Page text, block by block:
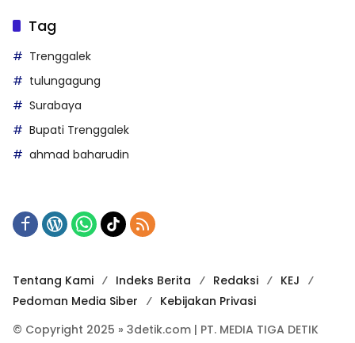
Tag
Trenggalek
tulungagung
Surabaya
Bupati Trenggalek
ahmad baharudin
Tentang Kami Indeks Berita Redaksi
KEJ
Pedoman Media Siber
Kebijakan Privasi
© Copyright 2025 » 3detik.com | PT. MEDIA TIGA DETIK